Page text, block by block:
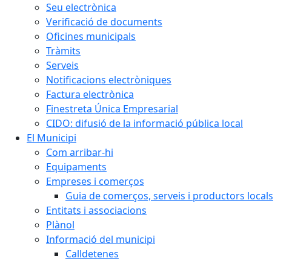
Seu electrònica
Verificació de documents
Oficines municipals
Tràmits
Serveis
Notificacions electròniques
Factura electrònica
Finestreta Única Empresarial
CIDO: difusió de la informació pública local
El Municipi
Com arribar-hi
Equipaments
Empreses i comerços
Guia de comerços, serveis i productors locals
Entitats i associacions
Plànol
Informació del municipi
Calldetenes